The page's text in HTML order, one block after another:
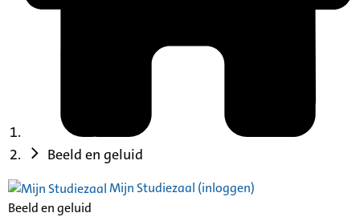
Beeld en geluid
Mijn Studiezaal (inloggen)
Beeld en geluid